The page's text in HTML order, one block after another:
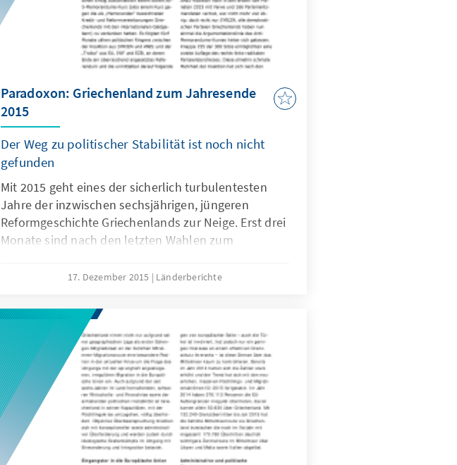
Paradoxon: Griechenland zum Jahresende
2015
Der Weg zu politischer Stabilität ist noch nicht
gefunden
Mit 2015 geht eines der sicherlich turbulentesten
Jahre der inzwischen sechsjährigen, jüngeren
Reformgeschichte Griechenlands zur Neige. Erst drei
Monate sind nach den letzten Wahlen zum
Medien ist es um das Land ruhiger geworden. Es ist
wieder auf die europäische Tagesordnung bringt:
hier sieht sich das Land vor neue Aufgaben und
Anforderungen aus den übrigen EU-Mitgliedstaaten
gestellt. Doch auch den Weg zu politischer Stabilität
hat Griechenland noch nicht gefunden.
17. Dezember 2015 Länderberichte